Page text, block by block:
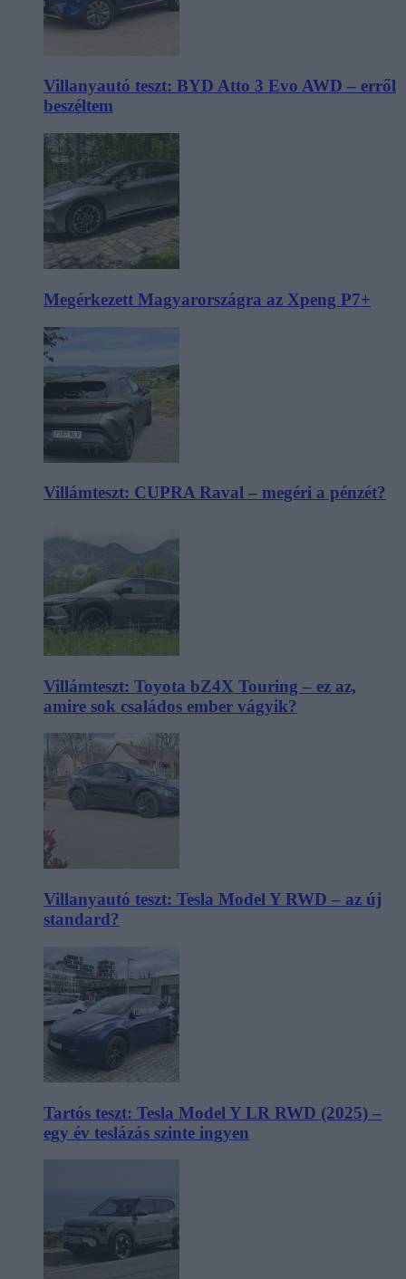
Villanyautó teszt: BYD Atto 3 Evo AWD – erről
beszéltem
Megérkezett Magyarországra az Xpeng P7+
Villámteszt: CUPRA Raval – megéri a pénzét?
Villámteszt: Toyota bZ4X Touring – ez az,
amire sok családos ember vágyik?
Villanyautó teszt: Tesla Model Y RWD – az új
standard?
Tartós teszt: Tesla Model Y LR RWD (2025) –
egy év teslázás szinte ingyen